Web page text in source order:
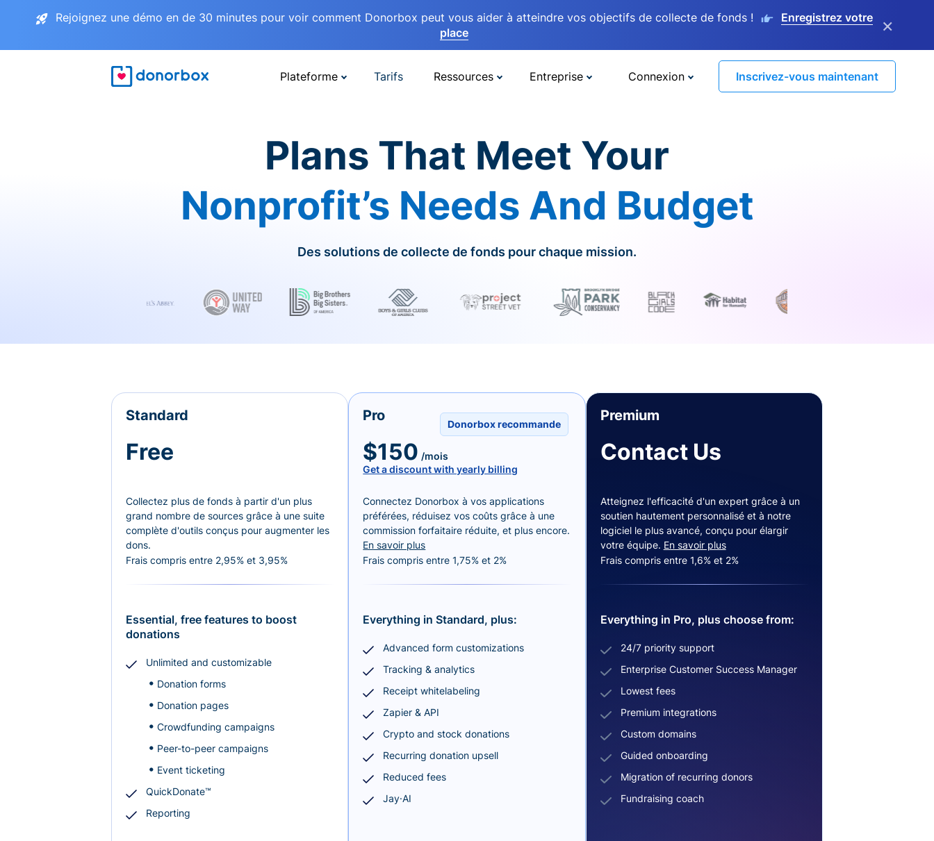
Rejoignez une démo en de 30 minutes pour voir comment Donorbox peut vous aider à atteindre vos objectifs de collecte de fonds !
Enregistrez votre
place
×
Plateforme Tarifs Ressources Entreprise Connexion Inscrivez-vous maintenant
Plans That Meet Your
Nonprofit’s Needs And Budget
Des solutions de collecte de fonds pour chaque mission.
Standard
Free
Collectez plus de fonds à partir d'un plus
grand nombre de sources grâce à une suite
complète d'outils conçus pour augmenter les
dons.
Frais compris entre 2,95% et 3,95%
Essential, free features to boost
donations
Unlimited and customizable
Donation forms
Donation pages
Crowdfunding campaigns
Peer-to-peer campaigns
Event ticketing
QuickDonate™
Reporting
Donorbox recommande
Pro
$150 /mois
Get a discount with yearly billing
Connectez Donorbox à vos applications
préférées, réduisez vos coûts grâce à une
commission forfaitaire réduite, et plus encore.
En savoir plus
Frais compris entre 1,75% et 2%
Everything in Standard, plus:
Advanced form customizations
Tracking & analytics
Receipt whitelabeling
Zapier & API
Crypto and stock donations
Recurring donation upsell
Reduced fees
Jay·AI
Premium
Contact Us
Atteignez l'efficacité d'un expert grâce à un
soutien hautement personnalisé et à notre
logiciel le plus avancé, conçu pour élargir
votre équipe. En savoir plus
Frais compris entre 1,6% et 2%
Everything in Pro, plus choose from:
24/7 priority support
Enterprise Customer Success Manager
Lowest fees
Premium integrations
Custom domains
Guided onboarding
Migration of recurring donors
Fundraising coach